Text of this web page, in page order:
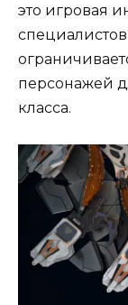
это игровая
персонажей
класса.